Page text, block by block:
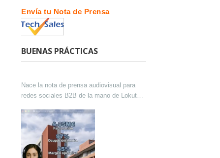
Envía tu Nota de Prensa
BUENAS PRÁCTICAS
Nace la nota de prensa audiovisual para
redes sociales B2B de la mano de Lokutor